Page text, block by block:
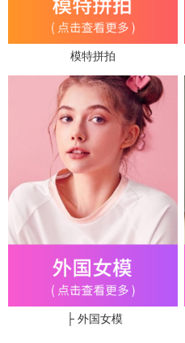
模特拼拍
├ 外国女模